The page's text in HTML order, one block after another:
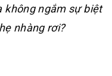
không ngắm sự biệt
nhàng rơi?